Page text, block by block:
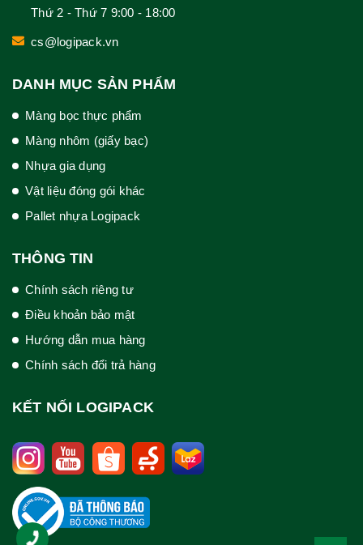
Thứ 2 - Thứ 7 9:00 - 18:00
cs@logipack.vn
DANH MỤC SẢN PHẨM
Màng bọc thực phẩm
Màng nhôm (giấy bạc)
Nhựa gia dụng
Vật liệu đóng gói khác
Pallet nhựa Logipack
THÔNG TIN
Chính sách riêng tư
Điều khoản bảo mật
Hướng dẫn mua hàng
Chính sách đổi trả hàng
KẾT NỐI LOGIPACK